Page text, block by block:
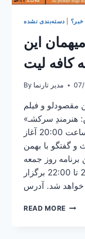
دسته‌بندی نشده
این
کافه لیت
By مدیر تارنما
مقصودلو و فیلم
سرکشـ»
اختصاص دارد. پخش این فیلم ساعت 20:00 آغاز
و گفتگو با بهمن
روز جمعه
10 ژوئن 2016 ساعت 20:00 تا 22:00 برگزار
READ MORE بهمن